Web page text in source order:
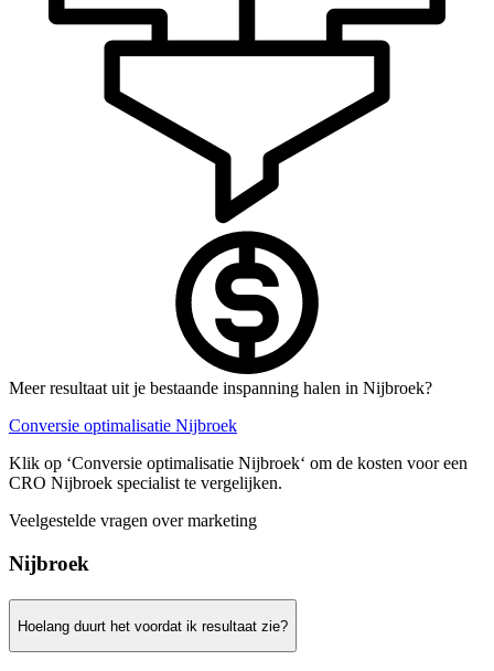
Meer resultaat uit je bestaande inspanning halen in Nijbroek?
Conversie optimalisatie Nijbroek
Klik op ‘Conversie optimalisatie Nijbroek‘ om de kosten voor een
CRO Nijbroek specialist te vergelijken.
Veelgestelde vragen over marketing
Nijbroek
Hoelang duurt het voordat ik resultaat zie?